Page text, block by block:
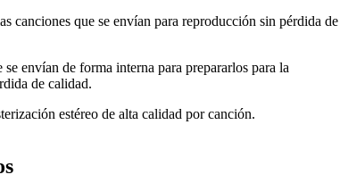
canciones que se envían para reproducción sin pérdida de
envían de forma interna para prepararlos para la
de calidad.
estéreo de alta calidad por canción.